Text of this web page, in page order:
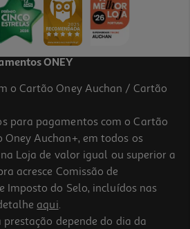
Em Metal Preto 23x23x20.5cm
ONEY
o Cartão Oney Auchan / Cartão
para pagamentos com o Cartão
Auchan+, em todos os
Loja de valor igual ou superior a
acresce Comissão de
Imposto do Selo, incluídos nas
aqui.
depende do dia da